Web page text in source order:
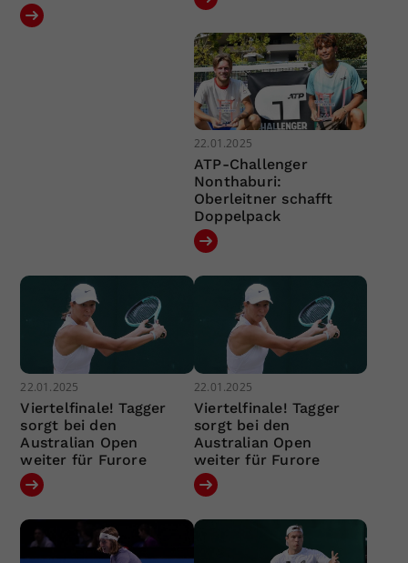
22.01.2025
ATP-Challenger
Nonthaburi:
Oberleitner schafft
Doppelpack
22.01.2025
Viertelfinale! Tagger
sorgt bei den
Australian Open
weiter für Furore
22.01.2025
Viertelfinale! Tagger
sorgt bei den
Australian Open
weiter für Furore